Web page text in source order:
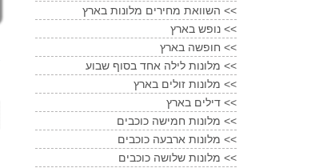
השוואת מחירים מלונות בארץ <<
נופש בארץ <<
חופשה בארץ <<
מלונות לילה אחד בסוף שבוע <<
מלונות זולים בארץ <<
דילים בארץ <<
מלונות חמישה כוכבים <<
מלונות ארבעה כוכבים <<
מלונות שלושה כוכבים <<